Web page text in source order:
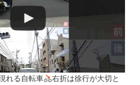
れる自転車
右折は徐行が大切と